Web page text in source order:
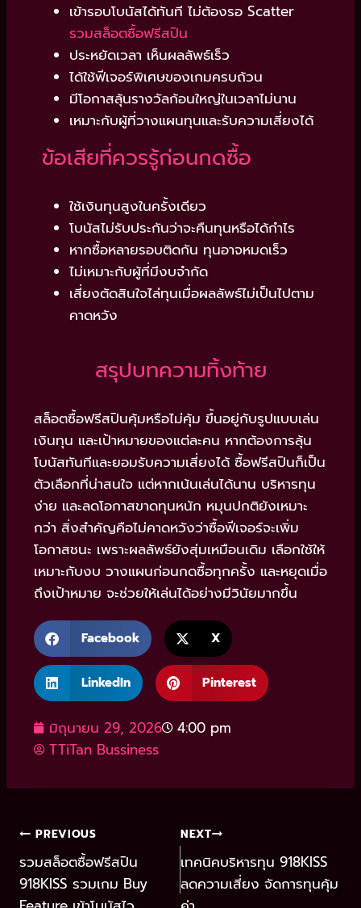
เข้ารอบโบนัสได้ทันที ไม่ต้องรอ Scatter
รวมสล็อตซื้อฟรีสปิน
ประหยัดเวลา เห็นผลลัพธ์เร็ว
ได้ใช้ฟีเจอร์พิเศษของเกมครบถ้วน
มีโอกาสลุ้นรางวัลก้อนใหญ่ในเวลาไม่นาน
เหมาะกับผู้ที่วางแผนทุนและรับความเสี่ยงได้
ข้อเสียที่ควรรู้ก่อนกดซื้อ
ใช้เงินทุนสูงในครั้งเดียว
โบนัสไม่รับประกันว่าจะคืนทุนหรือได้กำไร
หากซื้อหลายรอบติดกัน ทุนอาจหมดเร็ว
ไม่เหมาะกับผู้ที่มีงบจำกัด
เสี่ยงตัดสินใจไล่ทุนเมื่อผลลัพธ์ไม่เป็นไปตาม
คาดหวัง
สรุปบทความทิ้งท้าย
สล็อตซื้อฟรีสปินคุ้มหรือไม่คุ้ม ขึ้นอยู่กับรูปแบบเล่น
เงินทุน และเป้าหมายของแต่ละคน หากต้องการลุ้น
โบนัสทันทีและยอมรับความเสี่ยงได้ ซื้อฟรีสปินก็เป็น
ตัวเลือกที่น่าสนใจ แต่หากเน้นเล่นได้นาน บริหารทุน
ง่าย และลดโอกาสขาดทุนหนัก หมุนปกติยังเหมาะ
กว่า สิ่งสำคัญคือไม่คาดหวังว่าซื้อฟีเจอร์จะเพิ่ม
โอกาสชนะ เพราะผลลัพธ์ยังสุ่มเหมือนเดิม เลือกใช้ให้
เหมาะกับงบ วางแผนก่อนกดซื้อทุกครั้ง และหยุดเมื่อ
ถึงเป้าหมาย จะช่วยให้เล่นได้อย่างมีวินัยมากขึ้น
Facebook X
LinkedIn Pinterest
มิถุนายน 29, 2026
4:00 pm
TTiTan Bussiness
PREVIOUS
รวมสล็อตซื้อฟรีสปิน
918KISS รวมเกม Buy
NEXT
เทคนิคบริหารทุน 918KISS
ลดความเสี่ยง จัดการทุนคุ้ม